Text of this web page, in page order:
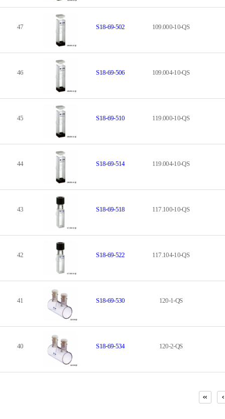
47 S18-69-502 109.000-10-QS
46 S18-69-506 109.004-10-QS
45 S18-69-510 119.000-10-QS
44 S18-69-514 119.004-10-QS
43 S18-69-518 117.100-10-QS
42 S18-69-522 117.104-10-QS
41 S18-69-530 120-1-QS
40 S18-69-534 120-2-QS